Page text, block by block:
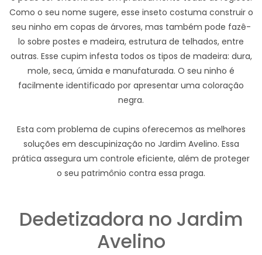
Como o seu nome sugere, esse inseto costuma construir o
seu ninho em copas de árvores, mas também pode fazê-
lo sobre postes e madeira, estrutura de telhados, entre
outras. Esse cupim infesta todos os tipos de madeira: dura,
mole, seca, úmida e manufaturada. O seu ninho é
facilmente identificado por apresentar uma coloração
negra.
Esta com problema de cupins oferecemos as melhores
soluções em descupinização no Jardim Avelino. Essa
prática assegura um controle eficiente, além de proteger
o seu patrimônio contra essa praga.
Dedetizadora no Jardim
Avelino